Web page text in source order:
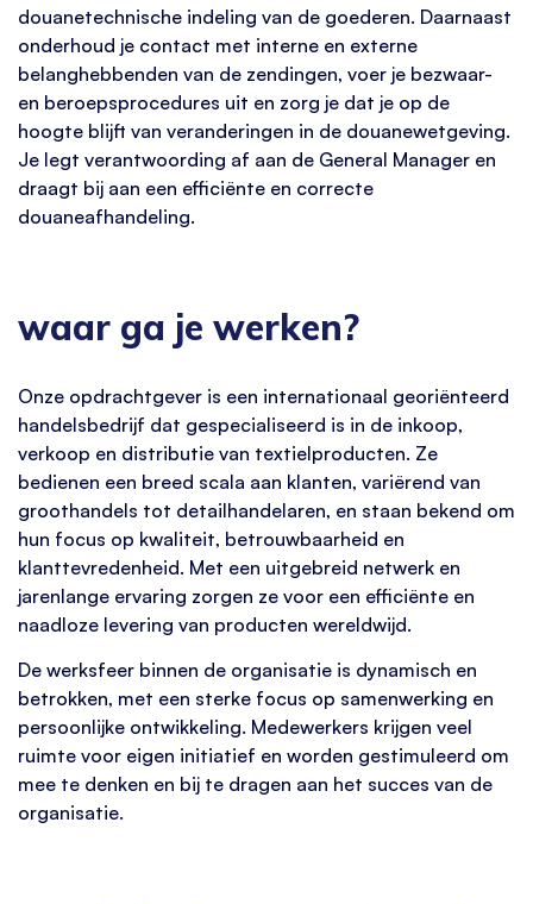
douanetechnische indeling van de goederen. Daarnaast
onderhoud je contact met interne en externe
belanghebbenden van de zendingen, voer je bezwaar-
en beroepsprocedures uit en zorg je dat je op de
hoogte blijft van veranderingen in de douanewetgeving.
Je legt verantwoording af aan de General Manager en
draagt bij aan een efficiënte en correcte
douaneafhandeling.
waar ga je werken?
Onze opdrachtgever is een internationaal georiënteerd
handelsbedrijf dat gespecialiseerd is in de inkoop,
verkoop en distributie van textielproducten. Ze
bedienen een breed scala aan klanten, variërend van
groothandels tot detailhandelaren, en staan bekend om
hun focus op kwaliteit, betrouwbaarheid en
klanttevredenheid. Met een uitgebreid netwerk en
jarenlange ervaring zorgen ze voor een efficiënte en
naadloze levering van producten wereldwijd.
De werksfeer binnen de organisatie is dynamisch en
betrokken, met een sterke focus op samenwerking en
persoonlijke ontwikkeling. Medewerkers krijgen veel
ruimte voor eigen initiatief en worden gestimuleerd om
mee te denken en bij te dragen aan het succes van de
organisatie.